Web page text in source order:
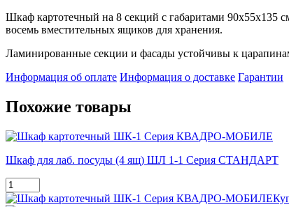
Шкаф картотечный на 8 секций с габаритами
восемь вместительных ящиков для хранения.
Ламинированные секции и фасады устойчивы к
Информация об оплате Информация о доставке Гарантии
Похожие товары
Шкаф для лаб. посуды (4 ящ) ШЛ 1-1 Серия СТАНДАРТ